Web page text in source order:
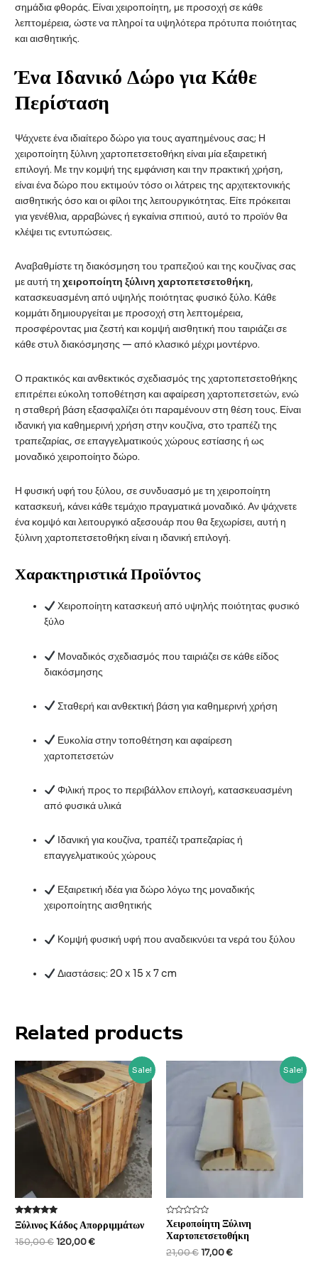
σημάδια φθοράς. Είναι χειροποίητη, με προσοχή σε κάθε
λεπτομέρεια, ώστε να πληροί τα υψηλότερα πρότυπα ποιότητας
και αισθητικής.
Ένα Ιδανικό Δώρο για Κάθε
Περίσταση
Ψάχνετε ένα ιδιαίτερο δώρο για τους αγαπημένους σας; Η
χειροποίητη ξύλινη χαρτοπετσετοθήκη είναι μία εξαιρετική
επιλογή. Με την κομψή της εμφάνιση και την πρακτική χρήση,
είναι ένα δώρο που εκτιμούν τόσο οι λάτρεις της αρχιτεκτονικής
αισθητικής όσο και οι φίλοι της λειτουργικότητας. Είτε πρόκειται
για γενέθλια, αρραβώνες ή εγκαίνια σπιτιού, αυτό το προϊόν θα
κλέψει τις εντυπώσεις.
Αναβαθμίστε τη διακόσμηση του τραπεζιού και της κουζίνας σας
με αυτή τηχειροποίητη ξύλινη χαρτοπετσετοθήκη,
κατασκευασμένη από υψηλής ποιότητας φυσικό ξύλο. Κάθε
κομμάτι δημιουργείται με προσοχή στη λεπτομέρεια,
προσφέροντας μια ζεστή και κομψή αισθητική που ταιριάζει σε
κάθε στυλ διακόσμησης — από κλασικό μέχρι μοντέρνο.
Ο πρακτικός και ανθεκτικός σχεδιασμός της χαρτοπετσετοθήκης
επιτρέπει εύκολη τοποθέτηση και αφαίρεση χαρτοπετσετών, ενώ
η σταθερή βάση εξασφαλίζει ότι παραμένουν στη θέση τους. Είναι
ιδανική για καθημερινή χρήση στην κουζίνα, στο τραπέζι της
τραπεζαρίας, σε επαγγελματικούς χώρους εστίασης ή ως
μοναδικό χειροποίητο δώρο.
Η φυσική υφή του ξύλου, σε συνδυασμό με τη χειροποίητη
κατασκευή, κάνει κάθε τεμάχιο πραγματικά μοναδικό. Αν ψάχνετε
ένα κομψό και λειτουργικό αξεσουάρ που θα ξεχωρίσει, αυτή η
ξύλινη χαρτοπετσετοθήκη είναι η ιδανική επιλογή.
Χαρακτηριστικά Προϊόντος
Χειροποίητη κατασκευή από υψηλής ποιότητας φυσικό
ξύλο
Μοναδικός σχεδιασμός που ταιριάζει σε κάθε είδος
διακόσμησης
Σταθερή και ανθεκτική βάση για καθημερινή χρήση
Ευκολία στην τοποθέτηση και αφαίρεση
χαρτοπετσετών
Φιλική προς το περιβάλλον επιλογή, κατασκευασμένη
από φυσικά υλικά
Ιδανική για κουζίνα, τραπέζι τραπεζαρίας ή
επαγγελματικούς χώρους
Εξαιρετική ιδέα για δώρο λόγω της μοναδικής
χειροποίητης αισθητικής
Κομψή φυσική υφή που αναδεικνύει τα νερά του ξύλου
Διαστάσεις: 20 x 15 x 7 cm
Related products
Sale!
Rated
5.00
out of 5
Ξύλινος Κάδος Απορριμμάτων
150,00€Original
120,00€Current
Sale!
Rated
0
out
5
Χειροποίητη Ξύλινη
Χαρτοπετσετοθήκη
21,00€Original
17,00€Current